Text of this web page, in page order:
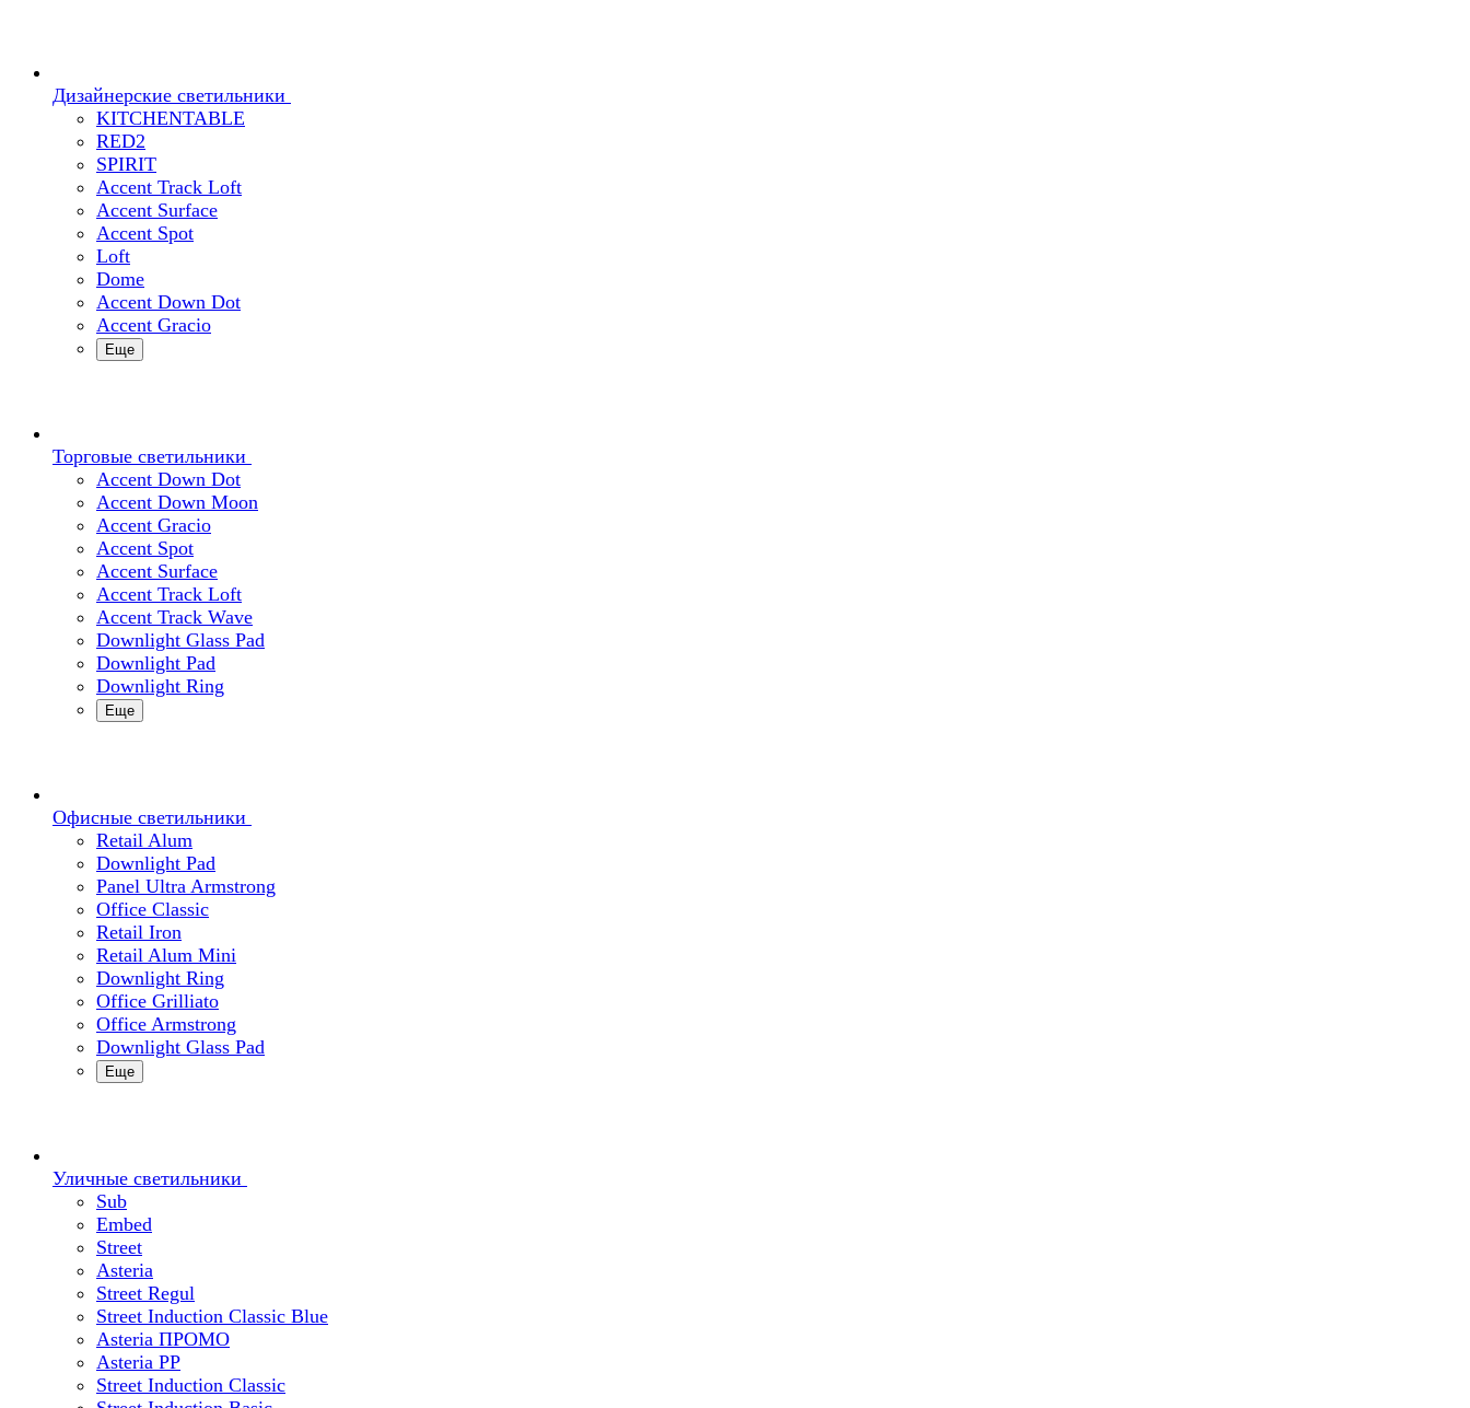
Дизайнерские светильники
KITCHENTABLE
RED2
SPIRIT
Accent Track Loft
Accent Surface
Accent Spot
Loft
Dome
Accent Down Dot
Accent Gracio
Еще
Торговые светильники
Accent Down Dot
Accent Down Moon
Accent Gracio
Accent Spot
Accent Surface
Accent Track Loft
Accent Track Wave
Downlight Glass Pad
Downlight Pad
Downlight Ring
Еще
Офисные светильники
Retail Alum
Downlight Pad
Panel Ultra Armstrong
Office Classic
Retail Iron
Retail Alum Mini
Downlight Ring
Office Grilliato
Office Armstrong
Downlight Glass Pad
Еще
Уличные светильники
Sub
Embed
Street
Asteria
Street Regul
Street Induction Classic Blue
Asteria ПРОМО
Asteria PP
Street Induction Classic